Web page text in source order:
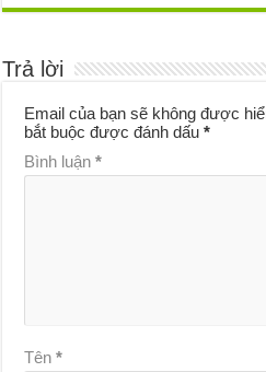
Trả lời
Email của bạn sẽ không được
bắt buộc được đánh dấu*
Bình luận*
Tên*